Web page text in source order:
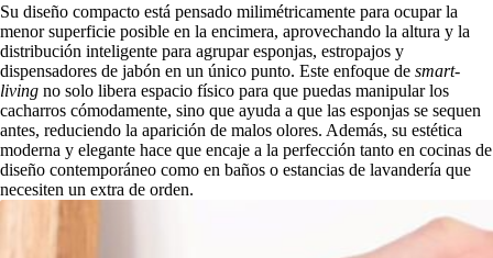
Su diseño compacto está pensado milimétricamente para ocupar la
menor superficie posible en la encimera, aprovechando la altura y la
distribución inteligente para agrupar esponjas, estropajos y
dispensadores de jabón en un único punto. Este enfoque de smart-
living no solo libera espacio físico para que puedas manipular los
cacharros cómodamente, sino que ayuda a que las esponjas se sequen
antes, reduciendo la aparición de malos olores. Además, su estética
moderna y elegante hace que encaje a la perfección tanto en cocinas de
diseño contemporáneo como en baños o estancias de lavandería que
necesiten un extra de orden.